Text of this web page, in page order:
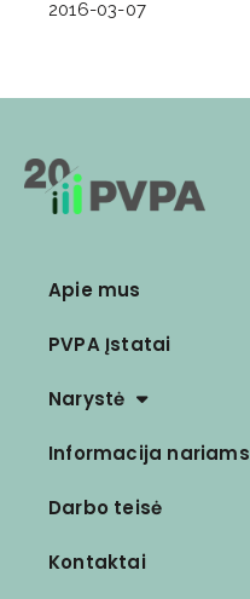
2016-03-07
Apie mus
PVPA Įstatai
Narystė
Informacija nariams
Darbo teisė
Kontaktai